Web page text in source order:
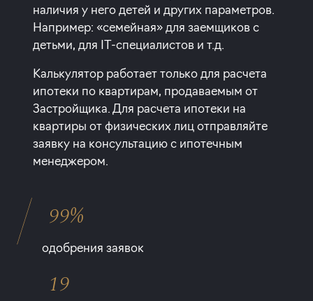
наличия у него детей и других параметров.
Например: «семейная» для заемщиков с
детьми, для IT-специалистов и т.д.
Калькулятор работает только для расчета
ипотеки по квартирам, продаваемым от
Застройщика. Для расчета ипотеки на
квартиры от физических лиц отправляйте
заявку на консультацию с ипотечным
менеджером.
99%
одобрения заявок
19